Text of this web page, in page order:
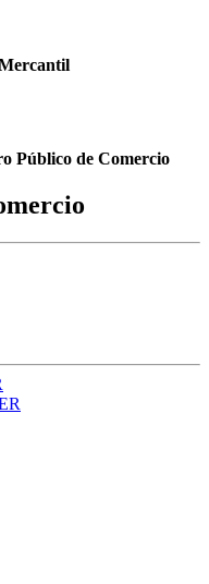
Público de Comercio